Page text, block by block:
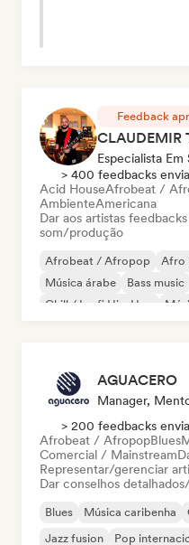
Feedback
CLAUDEMIR
Especialista Em
> 400 feedbacks
Acid HouseAfrobeat /
AmbienteAmericana
Dar aos artistas
som/produção
Afrobeat / Afropop
Afro
Música árabe
Bass music
Chill / Lo-fi Hip-Hop
AGUACERO
Manager,
> 200 feedbacks
Afrobeat / AfropopBlues
Comercial / Mainstream
Representar/gerenciar
Dar conselhos
Blues Música caribenha
Jazz fusion
Pop